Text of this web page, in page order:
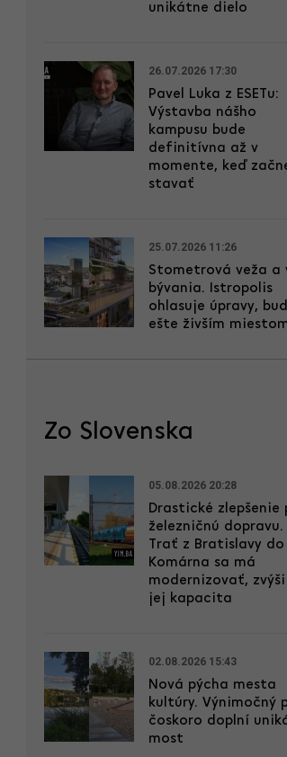
unikátne dielo
26.07.2026 17:30
Pavel Luka z ESETu:
Výstavba nášho
kampusu bude
definitívna až v
momente, keď
stavať
25.07.2026 11:26
Stometrová veža a
bývania. Istropolis
ohlasuje úpravy,
ešte živším
Zo Slovenska
05.08.2026 20:28
Drastické zlepšenie
železničnú dopravu.
Trať z Bratislavy do
Komárna sa má
modernizovať, zvýši
jej kapacita
02.08.2026 15:43
Nová pýcha mesta
kultúry. Výnimočný
čoskoro doplní
most